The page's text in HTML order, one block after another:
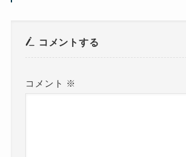
コメントする
コメント ※